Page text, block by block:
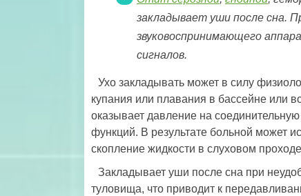
закладывает уши после сна.
звуковоспринимающего
сигналов.
Ухо закладывать может в силу
купания или плавания в бассейне или
оказывает давление на
функций. В результате больной может
скопление жидкости в слуховом
Закладывает уши после сна при
туловища, что приводит к